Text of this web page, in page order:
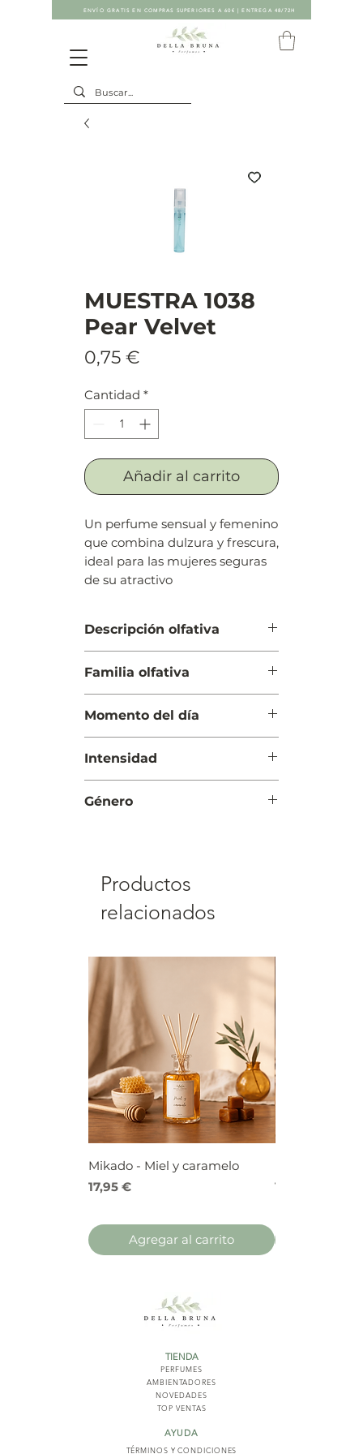
ENVÍO GRATIS EN COMPRAS SUPERIORES A 60€ | ENTREGA 48/72H
MUESTRA 1038
Pear Velvet
0,75 €
Cantidad *
Añadir al carrito
Un perfume sensual y femenino
que combina dulzura y frescura,
ideal para las mujeres seguras
de su atractivo
Descripción olfativa
Cuerpo: Vetiver
Fondo: Vainilla
Familia olfativa
Momento del día
Intensidad
Género
Productos
relacionados
Mikado - Miel y caramelo
Precio
17,95 €
Agregar al carrito
Precio
17,95 €
TIENDA
PERFUMES
AMBIENTADORES
NOVEDADES
TOP VENTAS
AYUDA
TÉRMINOS Y CONDICIONES